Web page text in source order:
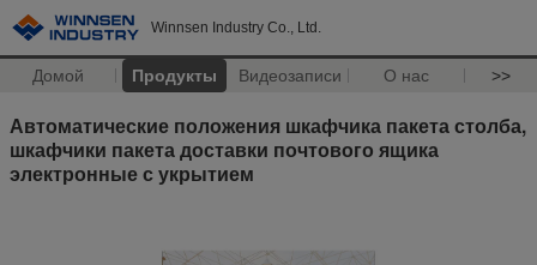
Winnsen Industry Co., Ltd.
Домой Продукты Видеозаписи О нас >>
Автоматические положения шкафчика пакета столба,
шкафчики пакета доставки почтового ящика
электронные с укрытием